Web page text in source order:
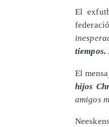
El
tiempos.
El
hijos
amigos